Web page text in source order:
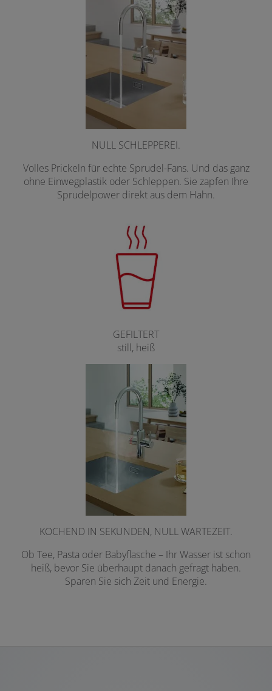
NULL SCHLEPPEREI.
Volles Prickeln für echte Sprudel-Fans. Und das ganz
ohne Einwegplastik oder Schleppen. Sie zapfen Ihre
Sprudelpower direkt aus dem Hahn.
GEFILTERT
still, heiß
KOCHEND IN SEKUNDEN, NULL WARTEZEIT.
Ob Tee, Pasta oder Babyflasche – Ihr Wasser ist schon
heiß, bevor Sie überhaupt danach gefragt haben.
Sparen Sie sich Zeit und Energie.